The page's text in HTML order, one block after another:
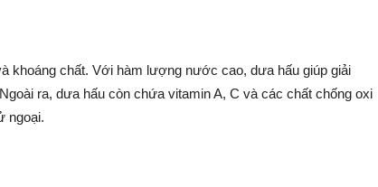
khoáng chất. Với hàm lượng nước cao, dưa hấu giúp giải
ra, dưa hấu còn chứa vitamin A, C và các chất chống oxi
ngoại.